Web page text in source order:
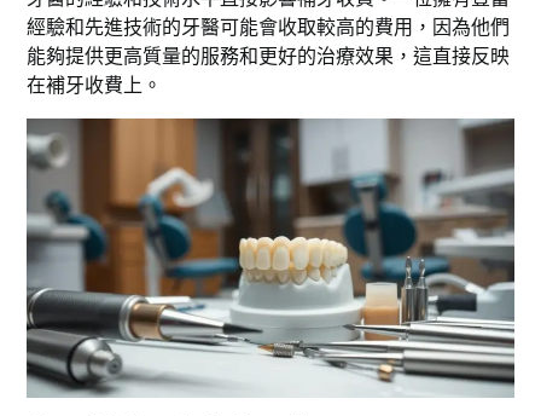
經驗和先進技術的牙醫可能會收取較高的費用，因為他們
能夠提供更高質量的服務和更好的治療效果，這直接反映
在補牙收費上。